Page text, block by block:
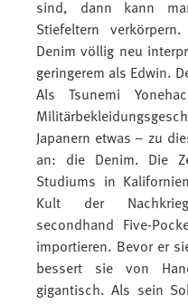
sind, dann kann
Stiefeltern
Denim völlig neu
geringerem als Edwin.
Als Tsunemi
Japanern etwas – zu
an: die Denim. Die
Studiums in
Kult der
secondhand Five-
importieren. Bevor er
bessert sie von
gigantisch. Als sein